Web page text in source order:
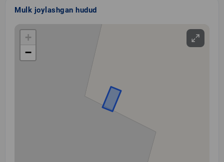
Mulk joylashgan hudud
+
−